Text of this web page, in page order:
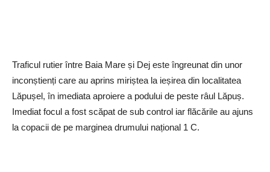
Traficul rutier între Baia Mare și Dej este îngreunat din unor
inconștienți care au aprins miriștea la ieșirea din localitatea
Lăpușel, în imediata aproiere a podului de peste râul Lăpuș.
Imediat focul a fost scăpat de sub control iar flăcările au ajuns
la copacii de pe marginea drumului național 1 C.